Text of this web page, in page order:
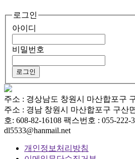
로그인
아이디
비밀번호
주소 : 경상남도 창원시 마산합포구
주소 : 경남 창원시 마산합포구 구산
호: 608-82-16108 팩스번호 : 055-222-
dl5533@hanmail.net
개인정보처리방침